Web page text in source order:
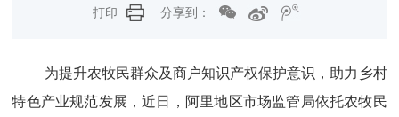
打印
分享到：
为提升农牧民群众及商户知识产权保护意识，助力乡村
特色产业规范发展，近日，阿里地区市场监管局依托农牧民